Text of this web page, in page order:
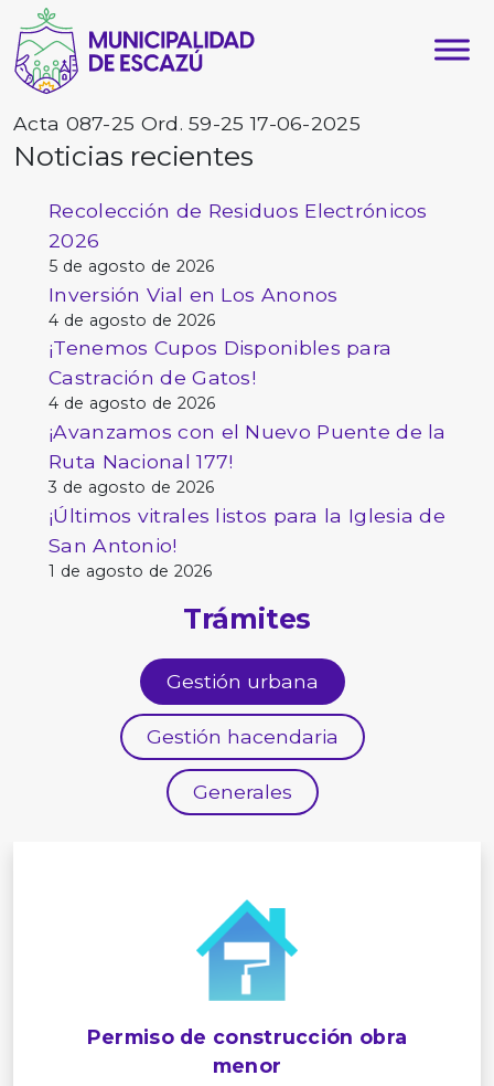
Acta 087-25 Ord. 59-25 17-06-2025
Noticias recientes
Recolección de Residuos Electrónicos
2026
5 de agosto de 2026
Inversión Vial en Los Anonos
4 de agosto de 2026
¡Tenemos Cupos Disponibles para
Castración de Gatos!
4 de agosto de 2026
¡Avanzamos con el Nuevo Puente de la
Ruta Nacional 177!
3 de agosto de 2026
¡Últimos vitrales listos para la Iglesia de
San Antonio!
1 de agosto de 2026
Trámites
Gestión urbana
Gestión hacendaria
Generales
Permiso de construcción obra
menor